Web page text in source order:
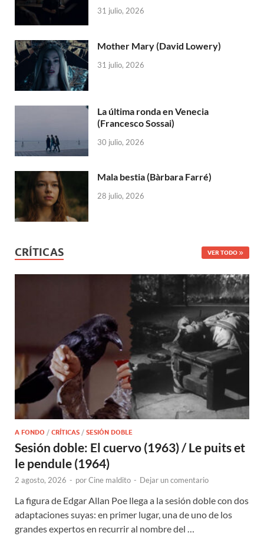
31 julio, 2026
Mother Mary (David Lowery)
31 julio, 2026
La última ronda en Venecia
(Francesco Sossai)
30 julio, 2026
Mala bestia (Bàrbara Farré)
28 julio, 2026
CRÍTICAS VER TODO
A FONDO / CRÍTICAS / SESIÓN DOBLE
Sesión doble: El cuervo (1963) / Le puits et
le pendule (1964)
2 agosto, 2026 - porCine maldito - Dejar un comentario
La figura de Edgar Allan Poe llega a la sesión doble con dos
adaptaciones suyas: en primer lugar, una de uno de los
grandes expertos en recurrir al nombre del …